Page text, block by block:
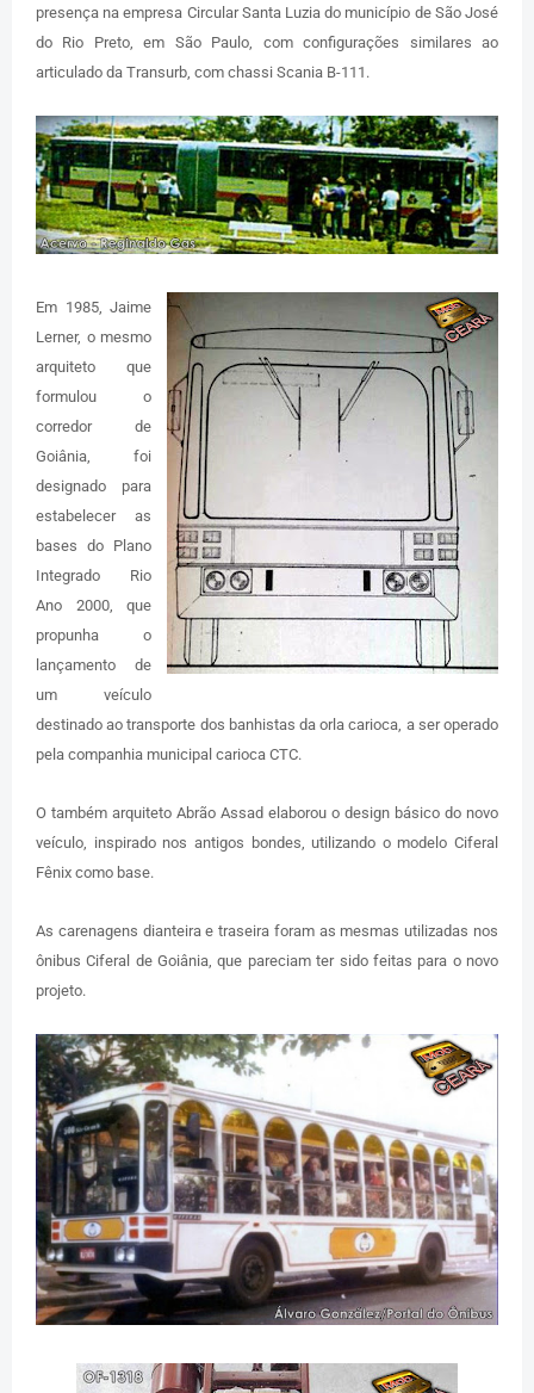
presença na empresa Circular Santa Luzia do município de São José
do Rio Preto, em São Paulo, com configurações similares ao
articulado da Transurb, com chassi Scania B-111.
Em 1985, Jaime
Lerner, o mesmo
arquiteto que
formulou o
corredor de
Goiânia, foi
designado para
estabelecer as
bases do Plano
Integrado Rio
Ano 2000, que
propunha o
lançamento de
um veículo
destinado ao transporte dos banhistas da orla carioca, a ser operado
pela companhia municipal carioca CTC.
O também arquiteto Abrão Assad elaborou o design básico do novo
veículo, inspirado nos antigos bondes, utilizando o modelo Ciferal
Fênix como base.
As carenagens dianteira e traseira foram as mesmas utilizadas nos
ônibus Ciferal de Goiânia, que pareciam ter sido feitas para o novo
projeto.